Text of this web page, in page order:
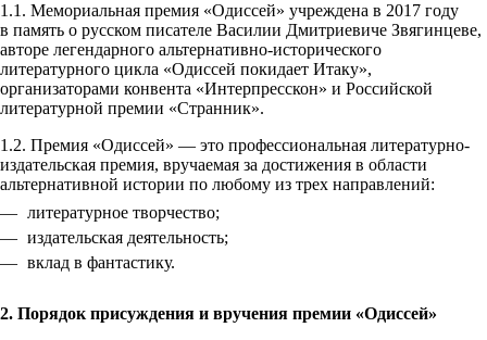
1.1. Мемориальная премия «Одиссей» учреждена в 2017 году
в память о русском писателе Василии Дмитриевиче Звягинцеве,
авторе легендарного альтернативно-исторического
литературного цикла «Одиссей покидает Итаку»,
организаторами конвента «Интерпресскон» и Российской
литературной премии «Странник».
1.2. Премия «Одиссей» — это профессиональная литературно-
издательская премия, вручаемая за достижения в области
альтернативной истории по любому из трех направлений:
литературное творчество;
издательская деятельность;
вклад в фантастику.
2. Порядок присуждения и вручения премии «Одиссей»